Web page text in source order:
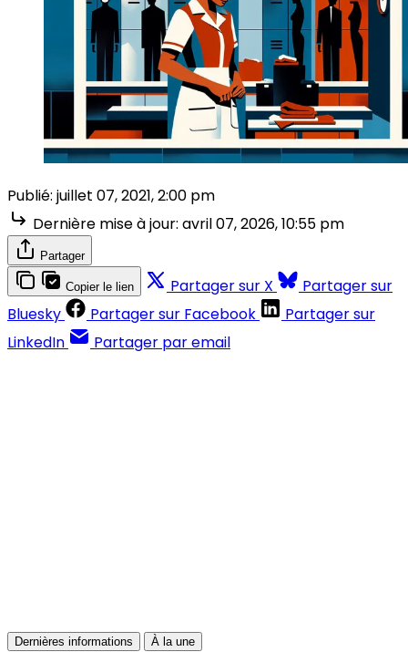
Publié: juillet 07, 2021, 2:00 pm
Dernière mise à jour: avril 07, 2026, 10:55 pm
Partager
Copier le lien Partager sur X
Partager sur
Bluesky
Partager sur Facebook
Partager sur
LinkedIn
Partager par email
Dernières informations À la une